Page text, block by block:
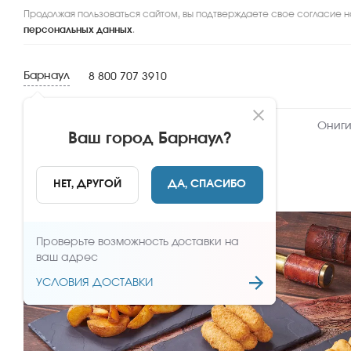
Продолжая пользоваться сайтом, вы подтверждаете свое согласие
персональных данных.
Барнаул
Ваш город Барнаул?
НЕТ, ДРУГОЙ ДА, СПАСИБО
Проверьте возможность доставки на
ваш адрес
УСЛОВИЯ ДОСТАВКИ
8 800 707 3910
НАЗАД